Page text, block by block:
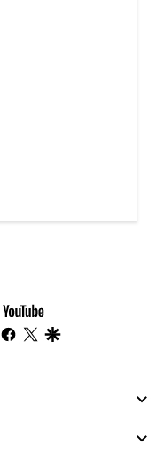
youtube-
footer
instagram
facebook
twitter